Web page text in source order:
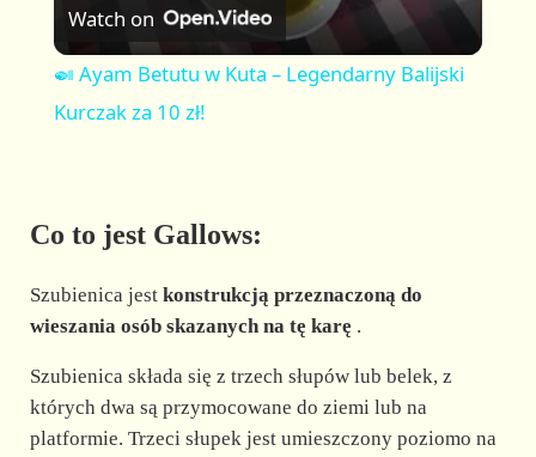
i
o
Watch on
🍛 Ayam Betutu w Kuta – Legendarny Balijski
Kurczak za 10 zł!
Co to jest Gallows:
Szubienica jest konstrukcją przeznaczoną do
wieszania osób skazanych na tę karę .
Szubienica składa się z trzech słupów lub belek, z
których dwa są przymocowane do ziemi lub na
platformie. Trzeci słupek jest umieszczony poziomo na